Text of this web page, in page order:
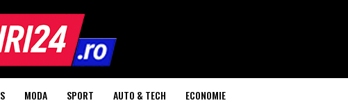
MODA SPORT AUTO & TECH ECONOMIE